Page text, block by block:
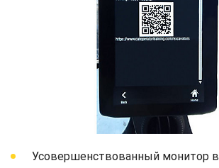
Усовершенствованный монитор